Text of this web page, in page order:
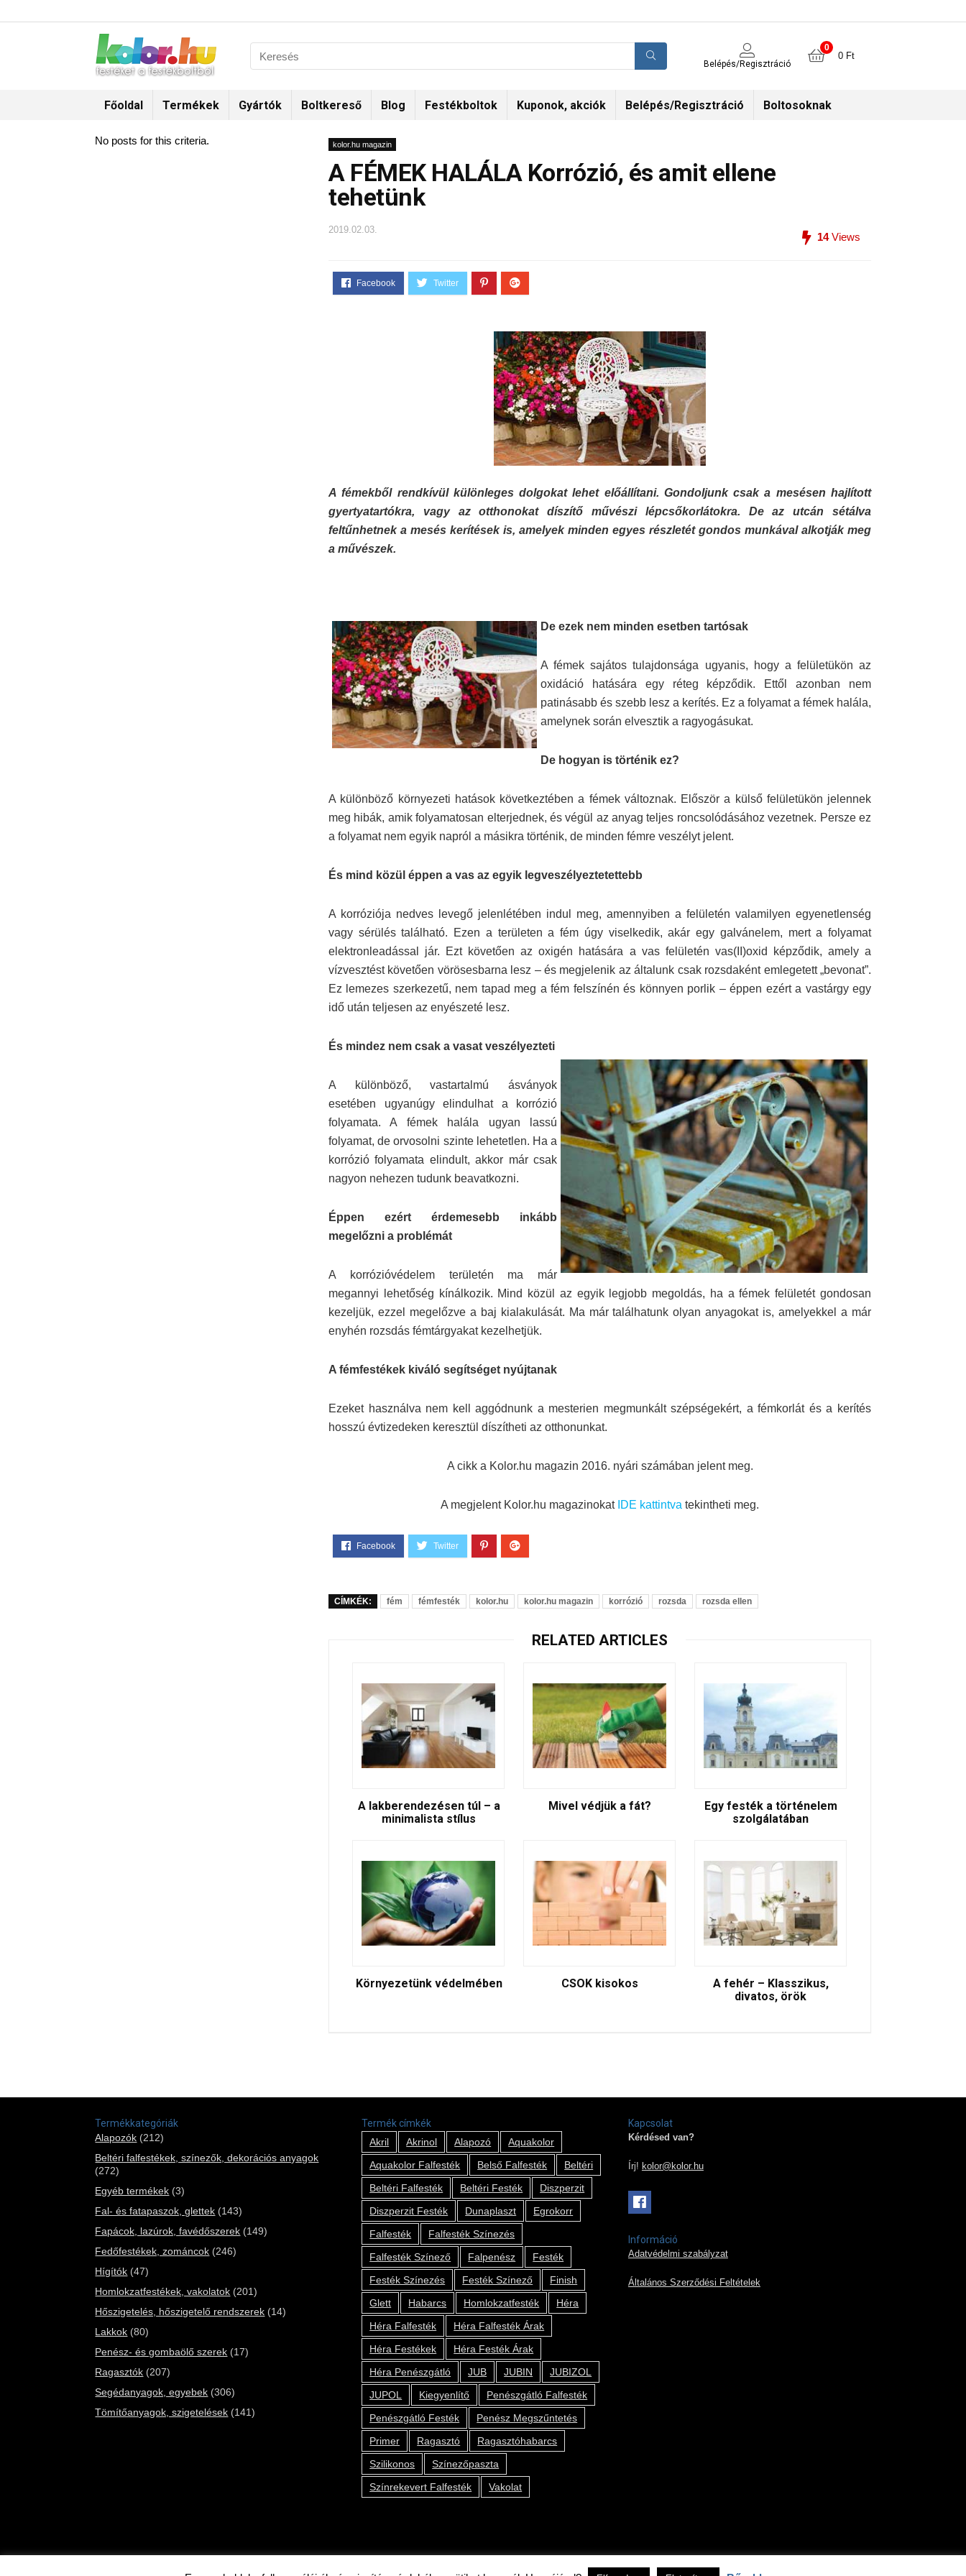
Belépés/Regisztráció
0
0 Ft
Főoldal Termékek Gyártók Boltkereső Blog Festékboltok Kuponok, akciók Belépés/Regisztráció Boltosoknak
kolor.hu magazin
A FÉMEK HALÁLA Korrózió, és amit ellene
tehetünk
2019.02.03.
14Views
A fémekből rendkívül különleges dolgokat lehet előállítani. Gondoljunk csak a mesésen hajlított
gyertyatartókra, vagy az otthonokat díszítő művészi lépcsőkorlátokra. De az utcán sétálva
feltűnhetnek a mesés kerítések is, amelyek minden egyes részletét gondos munkával alkotják meg
a művészek.
De ezek nem minden esetben tartósak
A fémek sajátos tulajdonsága ugyanis, hogy a felületükön az
oxidáció hatására egy réteg képződik. Ettől azonban nem
patinásabb és szebb lesz a kerítés. Ez a folyamat a fémek halála,
amelynek során elvesztik a ragyogásukat.
De hogyan is történik ez?
A különböző környezeti hatások következtében a fémek változnak. Először a külső felületükön jelennek
meg hibák, amik folyamatosan elterjednek, és végül az anyag teljes roncsolódásához vezetnek. Persze ez
a folyamat nem egyik napról a másikra történik, de minden fémre veszélyt jelent.
És mind közül éppen a vas az egyik legveszélyeztetettebb
A korróziója nedves levegő jelenlétében indul meg, amennyiben a felületén valamilyen egyenetlenség
vagy sérülés található. Ezen a területen a fém úgy viselkedik, akár egy galvánelem, mert a folyamat
elektronleadással jár. Ezt követően az oxigén hatására a vas felületén vas(II)oxid képződik, amely a
vízvesztést követően vörösesbarna lesz – és megjelenik az általunk csak rozsdaként emlegetett „bevonat”.
Ez lemezes szerkezetű, nem tapad meg a fém felszínén és könnyen porlik – éppen ezért a vastárgy egy
idő után teljesen az enyészeté lesz.
És mindez nem csak a vasat veszélyezteti
A különböző, vastartalmú ásványok
esetében ugyanúgy elindulhat a korrózió
folyamata. A fémek halála ugyan lassú
folyamat, de orvosolni szinte lehetetlen. Ha a
korrózió folyamata elindult, akkor már csak
nagyon nehezen tudunk beavatkozni.
Éppen ezért érdemesebb inkább
megelőzni a problémát
A korrózióvédelem területén ma már
megannyi lehetőség kínálkozik. Mind közül az egyik legjobb megoldás, ha a fémek felületét gondosan
kezeljük, ezzel megelőzve a baj kialakulását. Ma már találhatunk olyan anyagokat is, amelyekkel a már
enyhén rozsdás fémtárgyakat kezelhetjük.
A fémfestékek kiváló segítséget nyújtanak
Ezeket használva nem kell aggódnunk a mesterien megmunkált szépségekért, a fémkorlát és a kerítés
hosszú évtizedeken keresztül díszítheti az otthonunkat.
A cikk a Kolor.hu magazin 2016. nyári számában jelent meg.
A megjelent Kolor.hu magazinokat IDE kattintva tekintheti meg.
CÍMKÉK: fém fémfesték kolor.hu kolor.hu magazin korrózió rozsda rozsda ellen
RELATED ARTICLES
A lakberendezésen túl – a
minimalista stílus
Mivel védjük a fát?
Egy festék a történelem
szolgálatában
Környezetünk védelmében CSOK kisokos
A fehér – Klasszikus,
divatos, örök
No posts for this criteria.
Termékkategóriák
Alapozók (212)
Beltéri falfestékek, színezők, dekorációs anyagok
(272)
Egyéb termékek (3)
Fal- és fatapaszok, glettek (143)
Fapácok, lazúrok, favédőszerek (149)
Fedőfestékek, zománcok (246)
Hígítók (47)
Homlokzatfestékek, vakolatok (201)
Hőszigetelés, hőszigetelő rendszerek (14)
Lakkok (80)
Penész- és gombaölő szerek (17)
Ragasztók (207)
Segédanyagok, egyebek (306)
Tömítőanyagok, szigetelések (141)
Termék címkék
Akril
Akrinol Alapozó
Aquakolor
Aquakolor Falfesték
Belső Falfesték
Beltéri
Beltéri Falfesték
Beltéri Festék
Diszperzit
Diszperzit Festék
Dunaplaszt
Egrokorr
Falfesték
Falfesték Színezés
Falfesték Színező
Falpenész
Festék
Festék Színezés
Festék Színező
Finish
Glett
Habarcs Homlokzatfesték
Héra
Héra Falfesték
Héra Falfesték Árak
Héra Festékek
Héra Festék Árak
Héra Penészgátló
JUB JUBIN
JUBIZOL
JUPOL
Kiegyenlítő
Penészgátló Falfesték
Penészgátló Festék
Penész Megszűntetés
Primer
Ragasztó
Ragasztóhabarcs
Szilikonos
Színezőpaszta
Színrekevert Falfesték
Vakolat
Kapcsolat
Kérdésed van?
Írj! kolor@kolor.hu
Információ
Adatvédelmi szabályzat
Általános Szerződési Feltételek